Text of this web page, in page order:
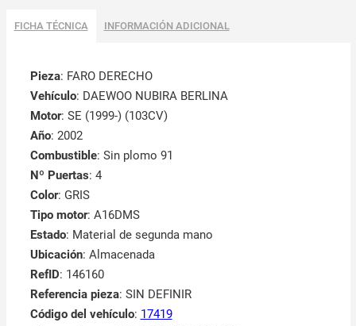
FICHA TÉCNICA INFORMACIÓN ADICIONAL
Pieza: FARO DERECHO
Vehículo: DAEWOO NUBIRA BERLINA
Motor: SE (1999-) (103CV)
Año: 2002
Combustible: Sin plomo 91
Nº Puertas: 4
Color: GRIS
Tipo motor: A16DMS
Estado: Material de segunda mano
Ubicación: Almacenada
RefID: 146160
Referencia pieza: SIN DEFINIR
Código del vehículo: 17419